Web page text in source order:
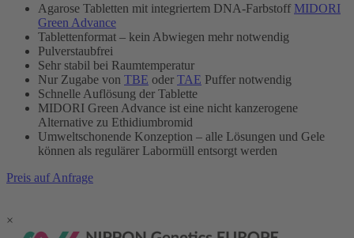
Agarose Tabletten mit integriertem DNA-Farbstoff MIDORI
Green Advance
Tablettenformat – kein Abwiegen mehr notwendig
Pulverstaubfrei
Sehr stabil bei Raumtemperatur
Nur Zugabe von TBE oder TAE Puffer notwendig
Schnelle Auflösung der Tablette
MIDORI Green Advance ist eine nicht kanzerogene
Alternative zu Ethidiumbromid
Umweltschonende Konzeption – alle Lösungen und Gele
können als regulärer Labormüll entsorgt werden
Preis auf Anfrage
×